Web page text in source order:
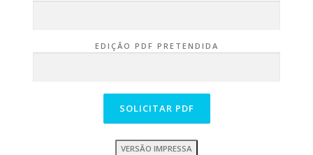
EDIÇÃO PDF PRETENDIDA
VERSÃO IMPRESSA